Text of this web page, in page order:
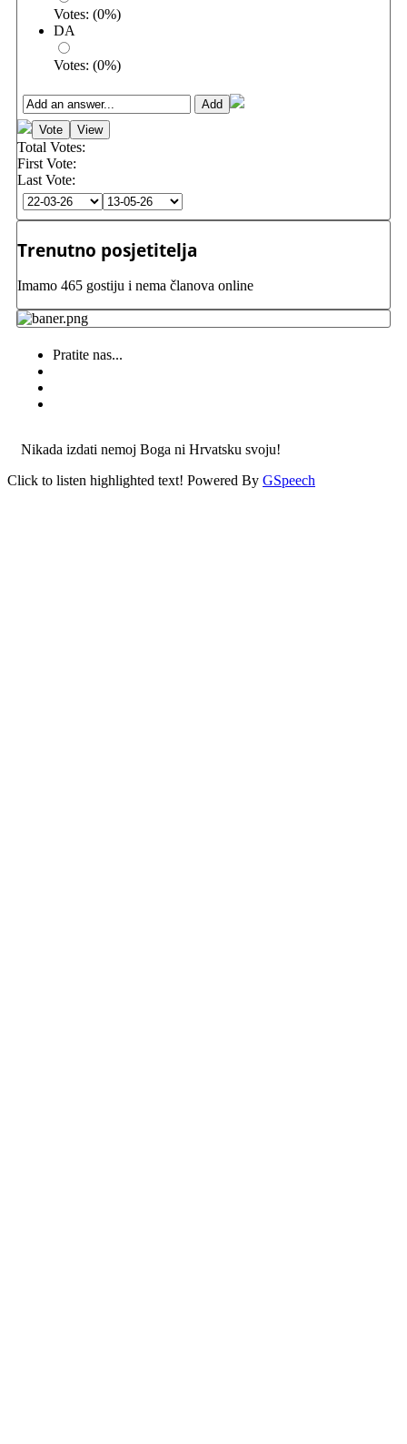
Votes: (0%)
DA
Votes: (0%)
Total Votes:
First Vote:
Last Vote:
Trenutno posjetitelja
Imamo 465 gostiju i nema članova online
Pratite nas...
Nikada izdati nemoj Boga ni Hrvatsku svoju!
Click to listen highlighted text! Powered By GSpeech